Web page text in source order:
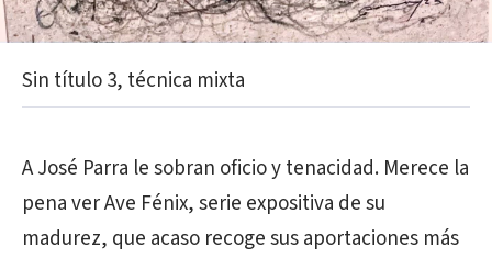
Sin título 3, técnica mixta
A José Parra le sobran oficio y tenacidad. Merece la
pena ver Ave Fénix, serie expositiva de su
madurez, que acaso recoge sus aportaciones más